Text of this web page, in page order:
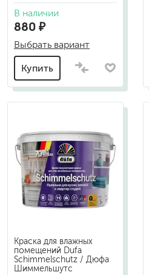
В наличии
880 ₽
Выбрать вариант
Купить
Краска для влажных
помещений Dufa
Schimmelschutz / Дюфа
Шиммельшутс